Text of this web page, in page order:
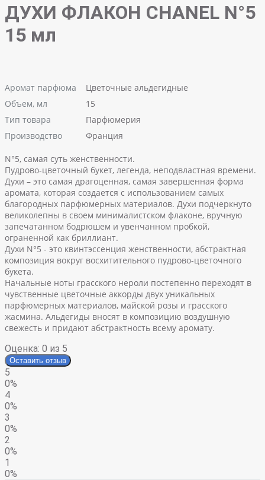
ДУХИ ФЛАКОН CHANEL N°5
15 мл
Аромат парфюма
Цветочные альдегидные
Объем, мл
15
Тип товара
Парфюмерия
Производство
Франция
N°5, самая суть женственности.
Пудрово-цветочный букет, легенда, неподвластная времени.
Духи – это самая драгоценная, самая завершенная форма
аромата, которая создается с использованием самых
благородных парфюмерных материалов. Духи подчеркнуто
великолепны в своем минималистском флаконе, вручную
запечатанном бодрюшем и увенчанном пробкой,
ограненной как бриллиант.
Духи N°5 - это квинтэссенция женственности, абстрактная
композиция вокруг восхитительного пудрово-цветочного
букета.
Начальные ноты грасского нероли постепенно переходят в
чувственные цветочные аккорды двух уникальных
парфюмерных материалов, майской розы и грасского
жасмина. Альдегиды вносят в композицию воздушную
свежесть и придают абстрактность всему аромату.
Оценка: 0 из 5
Оставить отзыв
5
0%
4
0%
3
0%
2
0%
1
0%